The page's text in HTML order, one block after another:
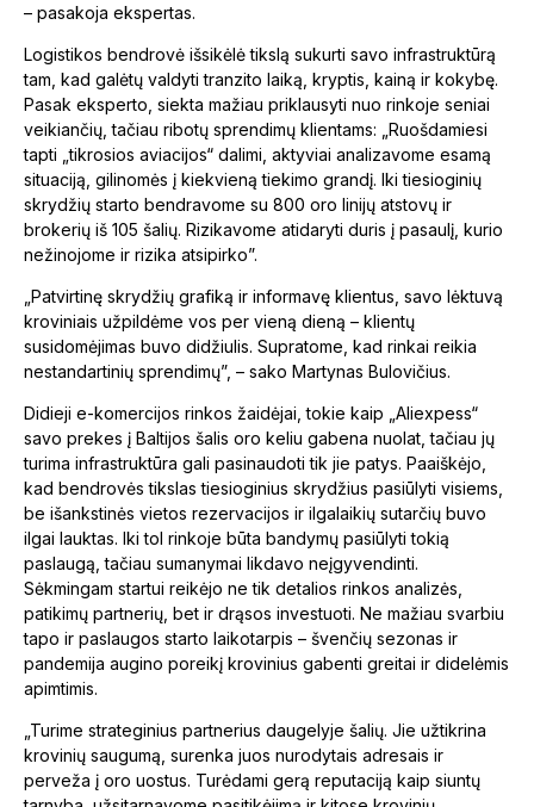
– pasakoja ekspertas.
Logistikos bendrovė išsikėlė tikslą sukurti savo infrastruktūrą
tam, kad galėtų valdyti tranzito laiką, kryptis, kainą ir kokybę.
Pasak eksperto, siekta mažiau priklausyti nuo rinkoje seniai
veikiančių, tačiau ribotų sprendimų klientams: „Ruošdamiesi
tapti „tikrosios aviacijos“ dalimi, aktyviai analizavome esamą
situaciją, gilinomės į kiekvieną tiekimo grandį. Iki tiesioginių
skrydžių starto bendravome su 800 oro linijų atstovų ir
brokerių iš 105 šalių. Rizikavome atidaryti duris į pasaulį, kurio
nežinojome ir rizika atsipirko”.
„Patvirtinę skrydžių grafiką ir informavę klientus, savo lėktuvą
kroviniais užpildėme vos per vieną dieną – klientų
susidomėjimas buvo didžiulis. Supratome, kad rinkai reikia
nestandartinių sprendimų”, – sako Martynas Bulovičius.
Didieji e-komercijos rinkos žaidėjai, tokie kaip „Aliexpess“
savo prekes į Baltijos šalis oro keliu gabena nuolat, tačiau jų
turima infrastruktūra gali pasinaudoti tik jie patys. Paaiškėjo,
kad bendrovės tikslas tiesioginius skrydžius pasiūlyti visiems,
be išankstinės vietos rezervacijos ir ilgalaikių sutarčių buvo
ilgai lauktas. Iki tol rinkoje būta bandymų pasiūlyti tokią
paslaugą, tačiau sumanymai likdavo neįgyvendinti.
Sėkmingam startui reikėjo ne tik detalios rinkos analizės,
patikimų partnerių, bet ir drąsos investuoti. Ne mažiau svarbiu
tapo ir paslaugos starto laikotarpis – švenčių sezonas ir
pandemija augino poreikį krovinius gabenti greitai ir didelėmis
apimtimis.
„Turime strateginius partnerius daugelyje šalių. Jie užtikrina
krovinių saugumą, surenka juos nurodytais adresais ir
perveža į oro uostus. Turėdami gerą reputaciją kaip siuntų